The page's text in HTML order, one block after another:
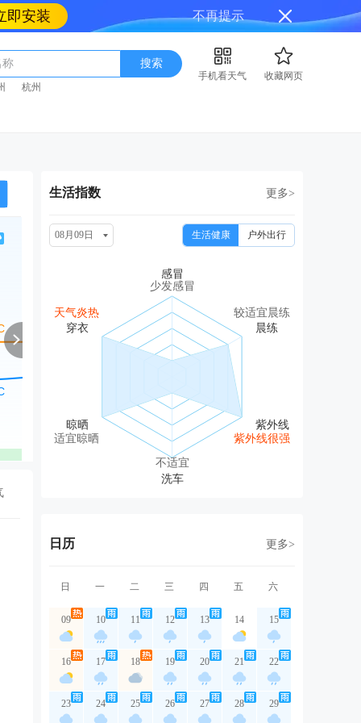
即安装 不再提示
称 搜索
手机看天气
收藏网页
杭州
周二
阴
北风
2级
中雨
东北风
3级
周四
中雨
东北风
2级
周五
中雨转阴
东北风
3级
生活指数 更多>
08月09日 生活健康 户外出行
少发感冒
天气炎热
适宜晾晒
不适宜
紫外线很强
较适宜晨练
日历 更多>
日 一 二 三 四 五 六
09 10 11 12 13 14 15
16 17 18 19 20 21 22
23 24 25 26 27 28 29